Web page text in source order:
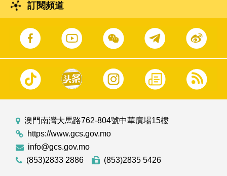
訂閱頻道
澳門南灣大馬路762-804號中華廣場15樓
https://www.gcs.gov.mo
info@gcs.gov.mo
(853)2833 2886
(853)2835 5426